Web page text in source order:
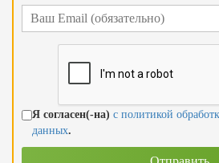
Я согласен(-на) с политикой
данных.